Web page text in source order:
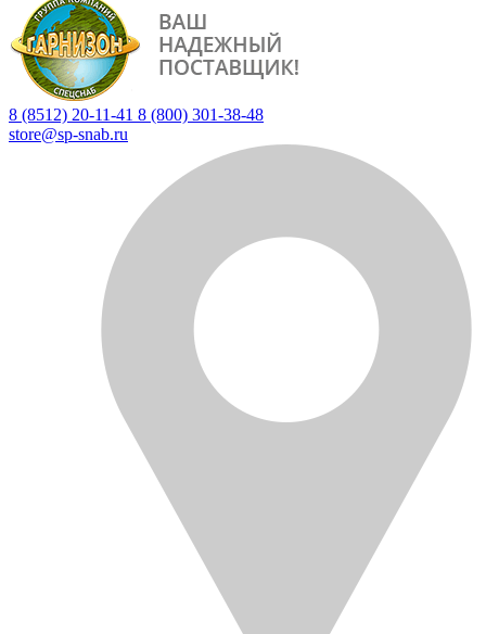
8 (8512) 20-11-41 8 (800) 301-38-48
store@sp-snab.ru